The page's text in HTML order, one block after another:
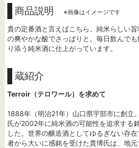
商品説明 ※画像はイメージです
貴の定番酒と言えばこちら。純米らしい
の爽やかな酸でさっぱりと。毎日飲んで
り添う純米酒に仕上がっています。
蔵紹介
Terroir（テロワール）を求めて
1888年（明治21年）山口県宇部市に創立
氏が2002年に純米酒の可能性を追求する
した。世界の醸造酒としてゆるぎない存
者から大いに感銘を受けた貴博氏は、地